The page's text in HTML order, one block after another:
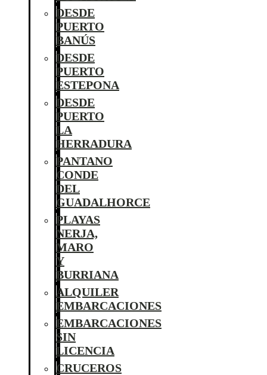
DESDE
PUERTO
BANÚS
DESDE
PUERTO
ESTEPONA
DESDE
PUERTO
LA
HERRADURA
PANTANO
CONDE
DEL
GUADALHORCE
PLAYAS
NERJA,
MARO
Y
BURRIANA
ALQUILER
EMBARCACIONES
EMBARCACIONES
SIN
LICENCIA
CRUCEROS